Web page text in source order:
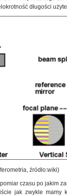
długości
źródło:wiki)
czasu po jakim
jak zwykle mamy